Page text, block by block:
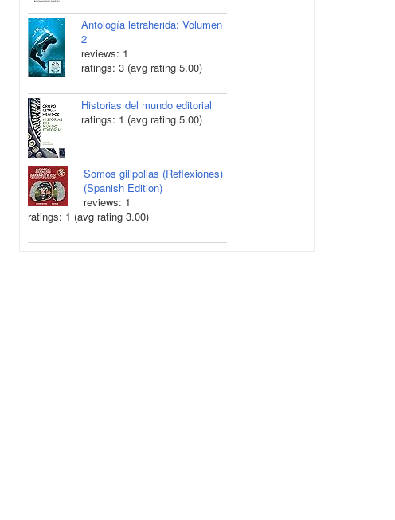
Antología letraherida: Volumen
2
reviews: 1
ratings: 3 (avg rating 5.00)
Historias del mundo editorial
ratings: 1 (avg rating 5.00)
Somos gilipollas (Reflexiones)
(Spanish Edition)
reviews: 1
ratings: 1 (avg rating 3.00)